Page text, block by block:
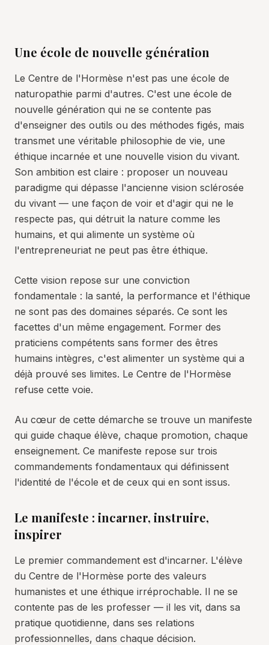
Une école de nouvelle génération
Le Centre de l'Hormèse n'est pas une école de
naturopathie parmi d'autres. C'est une école de
nouvelle génération qui ne se contente pas
d'enseigner des outils ou des méthodes figés, mais
transmet une véritable philosophie de vie, une
éthique incarnée et une nouvelle vision du vivant.
Son ambition est claire : proposer un nouveau
paradigme qui dépasse l'ancienne vision sclérosée
du vivant — une façon de voir et d'agir qui ne le
respecte pas, qui détruit la nature comme les
humains, et qui alimente un système où
l'entrepreneuriat ne peut pas être éthique.
Cette vision repose sur une conviction
fondamentale : la santé, la performance et l'éthique
ne sont pas des domaines séparés. Ce sont les
facettes d'un même engagement. Former des
praticiens compétents sans former des êtres
humains intègres, c'est alimenter un système qui a
déjà prouvé ses limites. Le Centre de l'Hormèse
refuse cette voie.
Au cœur de cette démarche se trouve un manifeste
qui guide chaque élève, chaque promotion, chaque
enseignement. Ce manifeste repose sur trois
commandements fondamentaux qui définissent
l'identité de l'école et de ceux qui en sont issus.
Le manifeste : incarner, instruire,
inspirer
Le premier commandement est d'incarner. L'élève
du Centre de l'Hormèse porte des valeurs
humanistes et une éthique irréprochable. Il ne se
contente pas de les professer — il les vit, dans sa
pratique quotidienne, dans ses relations
professionnelles, dans chaque décision.